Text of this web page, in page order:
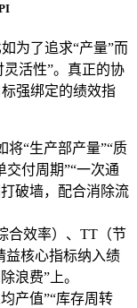
为了追求“产量”而
灵活性”。真正的协
强绑定的绩效指
将“生产部产量”“质
交付周期”“一次通
破墙，配合消除流
合效率）、TT（节
益核心指标纳入绩
浪费”上。
产值”“库存周转